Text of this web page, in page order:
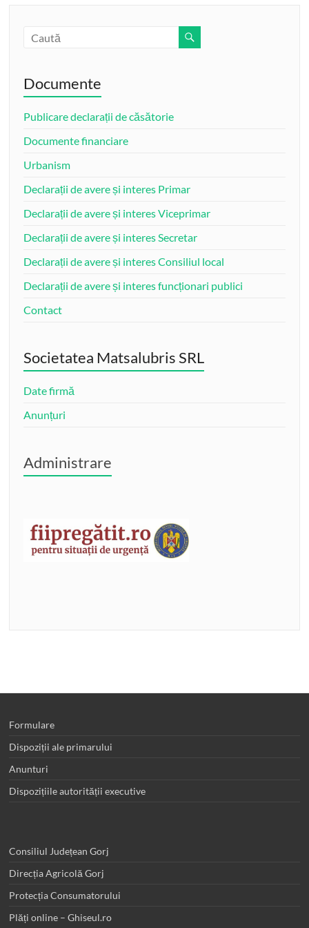
Documente
Publicare declarații de căsătorie
Documente financiare
Urbanism
Declarații de avere și interes Primar
Declarații de avere și interes Viceprimar
Declarații de avere și interes Secretar
Declarații de avere și interes Consiliul local
Declarații de avere și interes funcționari publici
Contact
Societatea Matsalubris SRL
Date firmă
Anunțuri
Administrare
Formulare
Dispoziții ale primarului
Anunturi
Dispozițiile autorității executive
Consiliul Județean Gorj
Direcția Agricolă Gorj
Protecția Consumatorului
Plăți online – Ghiseul.ro